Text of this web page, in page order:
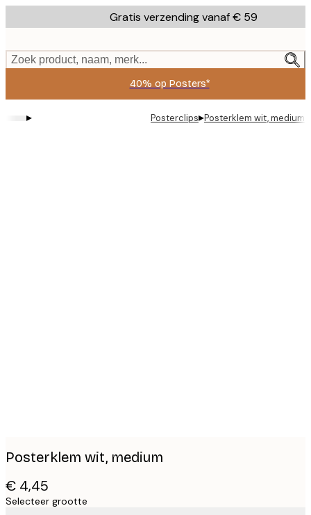
to
content.
Gratis verzending vanaf € 59
Zoek product, naam, merk...
40% op Posters*
▸ Posterclips▸Posterklem wit, medium
Posterklem wit, medium
€ 4,45
Selecteer grootte